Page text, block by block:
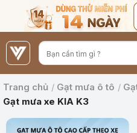
nội
dung
Trang chủ / Gạt mưa ô tô /
Gạt mưa xe KIA K3